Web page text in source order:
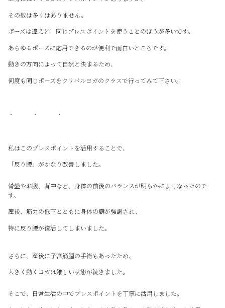
その数は多くはありません。
ポーズは違えど、同じプレスポイントを使うことのほうが多いです。
あらゆるポーズに応用できるのが便利で面白いところです。
動きの方向によって自然と決まるため、
何度も同じポーズをクリパルヨガのクラスで行ってみて下さい。
・ ・ ・
私はこのプレスポイントを活用することで、
「反り腰」がかなり改善しました。
骨盤やお腹、背中など、身体の前後のバランスが明らかによくなったので
す。
産後、筋力の低下とともに身体の癖が強調され、
特に反り腰が復活してしまいました。
さらに、産後に子宮筋腫の手術もあったため、
大きく動くヨガは難しい状態が続きました。
そこで、日常生活の中でプレスポイントを丁寧に活用しました。